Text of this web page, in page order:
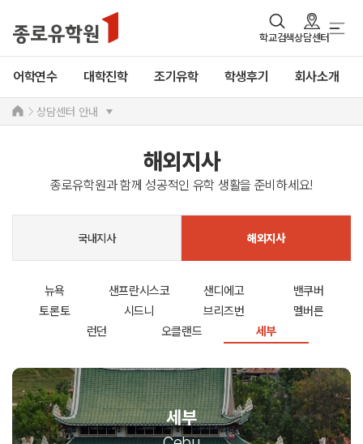
학교검색상담센터
어학연수 대학진학 조기유학 학생후기 회사소개
상담센터 안내
해외지사
종로유학원과 함께 성공적인 유학 생활을 준비하세요!
국내지사 해외지사
뉴욕 샌프란시스코 샌디에고
밴쿠버
토론토
시드니 브리즈번
멜버른
런던
오클랜드 세부
세부